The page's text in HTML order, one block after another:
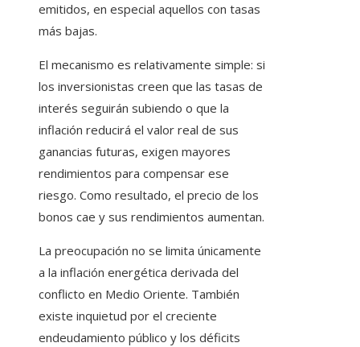
emitidos, en especial aquellos con tasas
más bajas.
El mecanismo es relativamente simple: si
los inversionistas creen que las tasas de
interés seguirán subiendo o que la
inflación reducirá el valor real de sus
ganancias futuras, exigen mayores
rendimientos para compensar ese
riesgo. Como resultado, el precio de los
bonos cae y sus rendimientos aumentan.
La preocupación no se limita únicamente
a la inflación energética derivada del
conflicto en Medio Oriente. También
existe inquietud por el creciente
endeudamiento público y los déficits